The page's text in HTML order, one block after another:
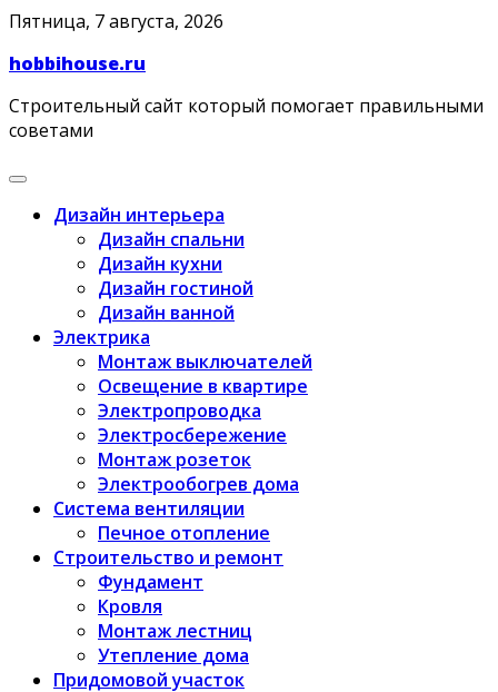
Skip
content
Пятница, 7 августа, 2026
hobbihouse.ru
Строительный сайт который помогает правильными
советами
Дизайн интерьера
Дизайн спальни
Дизайн кухни
Дизайн гостиной
Дизайн ванной
Электрика
Монтаж выключателей
Освещение в квартире
Электропроводка
Электросбережение
Монтаж розеток
Электрообогрев дома
Система вентиляции
Печное отопление
Строительство и ремонт
Фундамент
Кровля
Монтаж лестниц
Утепление дома
Придомовой участок